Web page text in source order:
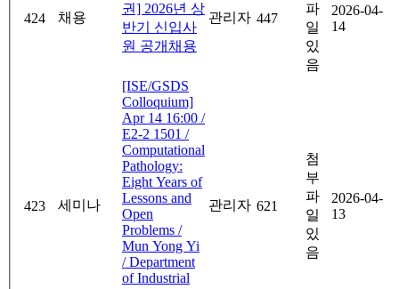
424 채용
권] 2026년 상
반기 신입사
원 공개채용
관리자 447
파
일
있
음
2026-04-
14
423 세미나
[ISE/GSDS
Colloquium]
Apr 14 16:00 /
E2-2 1501 /
Computational
Pathology:
Eight Years of
Lessons and
Open
Problems /
Mun Yong Yi
/ Department
of Industrial
관리자 621
첨
부
파
일
있
음
2026-04-
13